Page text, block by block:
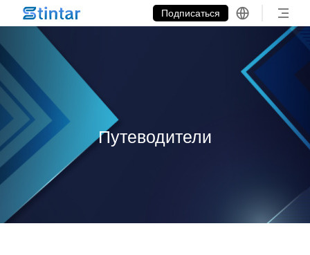
put google tag in file
Подписаться
Путеводители